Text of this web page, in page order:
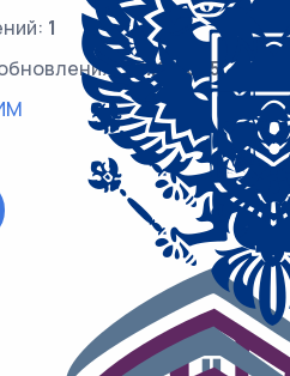
1
25.12.2025